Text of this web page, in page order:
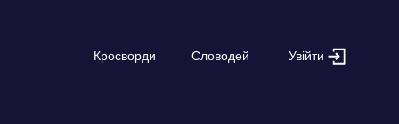
Кросворди Словодей Увійти